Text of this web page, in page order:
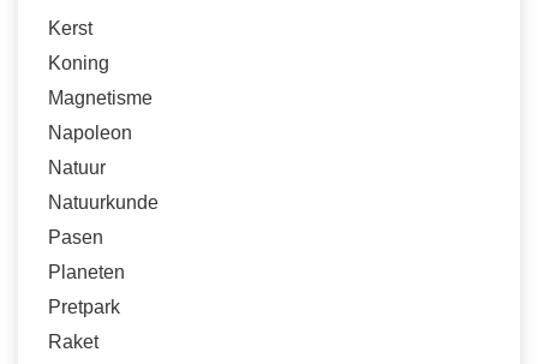
Kerst
Koning
Magnetisme
Napoleon
Natuur
Natuurkunde
Pasen
Planeten
Pretpark
Raket